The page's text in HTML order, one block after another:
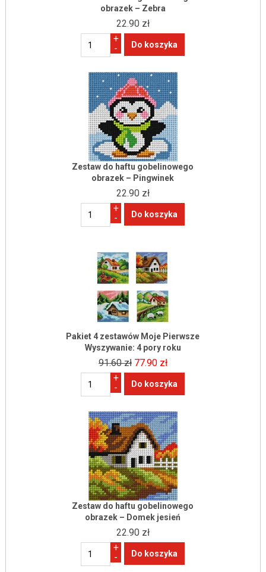
obrazek – Zebra
22.90 zł
+
-
Zestaw do haftu gobelinowego
obrazek – Pingwinek
22.90 zł
+
-
Pakiet 4 zestawów Moje Pierwsze
Wyszywanie: 4 pory roku
91.60 zł 77.90 zł
+
-
Zestaw do haftu gobelinowego
obrazek – Domek jesień
22.90 zł
+
-